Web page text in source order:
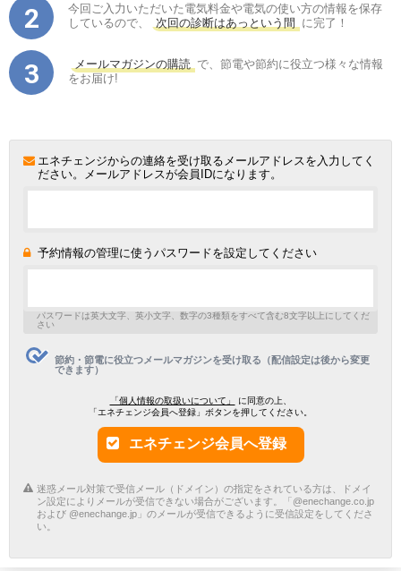
今回ご入力いただいた電気料金や電気の使い方の情報を保存
しているので、
次回の診断はあっという間 に完了！
メールマガジンの購読 で、節電や節約に役立つ様々な情報
をお届け!
エネチェンジからの連絡を受け取るメールアドレスを入力してく
ださい。メールアドレスが会員IDになります。
予約情報の管理に使うパスワードを設定してください
パスワードは英大文字、英小文字、数字の3種類をすべて含む8文字以上にしてくだ
さい
節約・節電に役立つメールマガジンを受け取る（配信設定は後から変更
できます）
「個人情報の取扱いについて」
に同意の上、
「エネチェンジ会員へ登録」ボタンを押してください。
エネチェンジ会員へ登録
迷惑メール対策で受信メール（ドメイン）の指定をされている方は、ドメイ
ン設定によりメールが受信できない場合がございます。「@enechange.co.jp
および @enechange.jp」のメールが受信できるように受信設定をしてくださ
い。